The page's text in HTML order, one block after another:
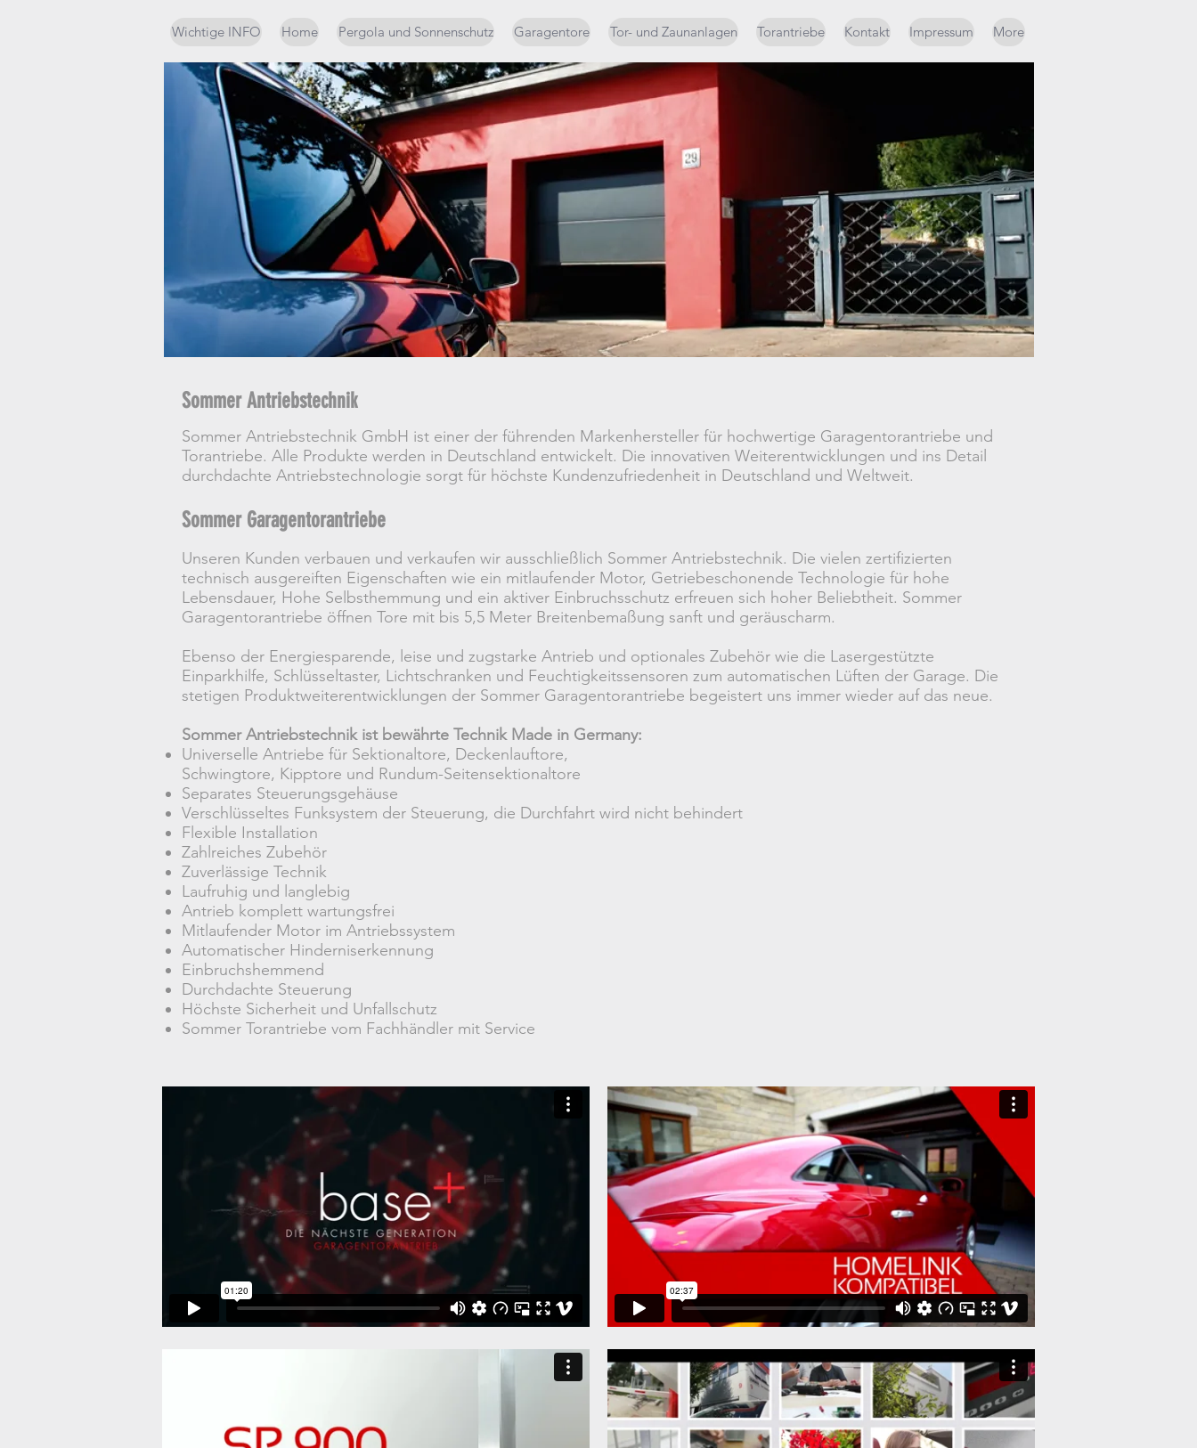
Wichtige INFO Home Pergola und Sonnenschutz Garagentore Tor- und Zaunanlagen Torantriebe Kontakt Impressum More
Sommer Antriebstechnik
Sommer Antriebstechnik GmbH ist einer der führenden Markenhersteller für hochwertige Garagentorantriebe und
Torantriebe. Alle Produkte werden in Deutschland entwickelt. Die innovativen Weiterentwicklungen und ins Detail
durchdachte Antriebstechnologie sorgt für höchste Kundenzufriedenheit in Deutschland und Weltweit.
Sommer Garagentorantriebe
Unseren Kunden verbauen und verkaufen wir ausschließlich Sommer Antriebstechnik. Die vielen zertifizierten
technisch ausgereiften Eigenschaften wie ein mitlaufender Motor, Getriebeschonende Technologie für hohe
Lebensdauer, Hohe Selbsthemmung und ein aktiver Einbruchsschutz erfreuen sich hoher Beliebtheit. Sommer
Garagentorantriebe öffnen Tore mit bis 5,5 Meter Breitenbemaßung sanft und geräuscharm.
Ebenso der Energiesparende, leise und zugstarke Antrieb und optionales Zubehör wie die Lasergestützte
Einparkhilfe, Schlüsseltaster, Lichtschranken und Feuchtigkeitssensoren zum automatischen Lüften der Garage. Die
stetigen Produktweiterentwicklungen der Sommer Garagentorantriebe begeistert uns immer wieder auf das neue.
Sommer Antriebstechnik ist bewährte Technik Made in Germany:
Universelle Antriebe für Sektionaltore, Deckenlauftore,
Schwingtore, Kipptore und Rundum-Seitensektionaltore
Separates Steuerungsgehäuse
Verschlüsseltes Funksystem der Steuerung, die Durchfahrt wird nicht behindert
Flexible Installation
Zahlreiches Zubehör
Zuverlässige Technik
Laufruhig und langlebig
Antrieb komplett wartungsfrei
Mitlaufender Motor im Antriebssystem
Automatischer Hinderniserkennung
Einbruchshemmend
Durchdachte Steuerung
Höchste Sicherheit und Unfallschutz
Sommer Torantriebe vom Fachhändler mit Service